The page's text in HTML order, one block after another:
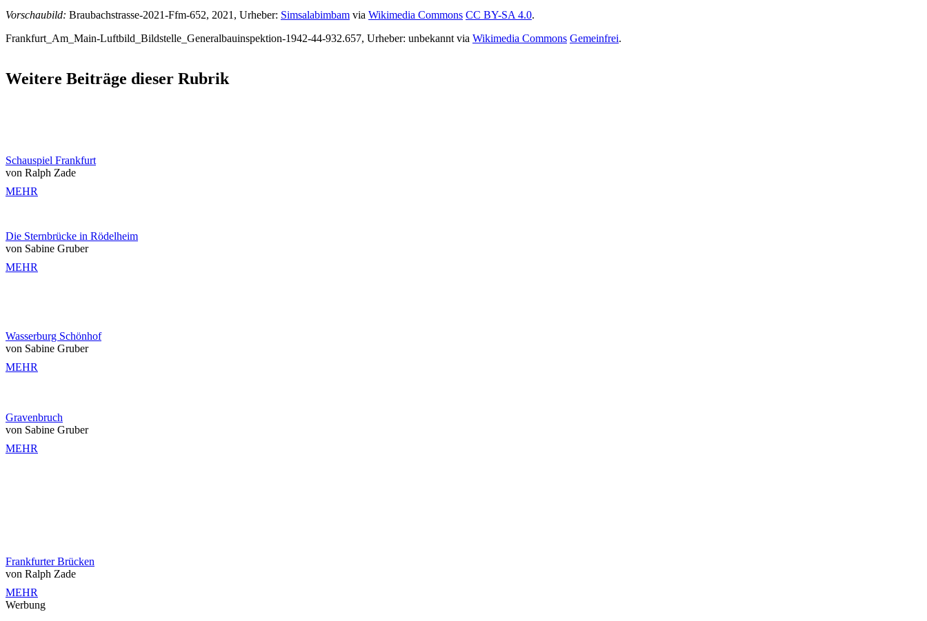
Vorschaubild: Braubachstrasse-2021-Ffm-652, 2021, Urheber: Simsalabimbam via Wikimedia Commons CC BY-SA 4.0.
Frankfurt_Am_Main-Luftbild_Bildstelle_Generalbauinspektion-1942-44-932.657, Urheber: unbekannt via Wikimedia Commons Gemeinfrei.
Weitere Beiträge dieser Rubrik
Schauspiel Frankfurt
von Ralph Zade
MEHR
Die Sternbrücke in Rödelheim
von Sabine Gruber
MEHR
Wasserburg Schönhof
von Sabine Gruber
MEHR
Gravenbruch
von Sabine Gruber
MEHR
Frankfurter Brücken
von Ralph Zade
MEHR
Werbung